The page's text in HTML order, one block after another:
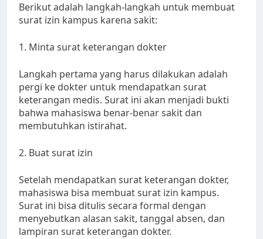
Berikut adalah langkah-langkah untuk membuat
surat izin kampus karena sakit:
1. Minta surat keterangan dokter
Langkah pertama yang harus dilakukan adalah
pergi ke dokter untuk mendapatkan surat
keterangan medis. Surat ini akan menjadi bukti
bahwa mahasiswa benar-benar sakit dan
membutuhkan istirahat.
2. Buat surat izin
Setelah mendapatkan surat keterangan dokter,
mahasiswa bisa membuat surat izin kampus.
Surat ini bisa ditulis secara formal dengan
menyebutkan alasan sakit, tanggal absen, dan
lampiran surat keterangan dokter.